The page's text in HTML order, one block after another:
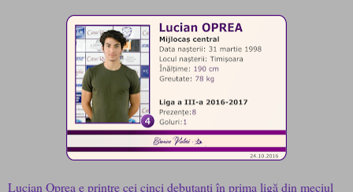
Lucian Oprea e printre cei cinci debutanți în prima ligă din meciul